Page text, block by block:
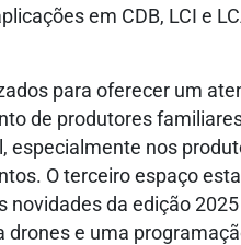
em CDB, LCI e
para oferecer um
de produtores
especialmente nos
O terceiro espaço
da edição
drones e uma